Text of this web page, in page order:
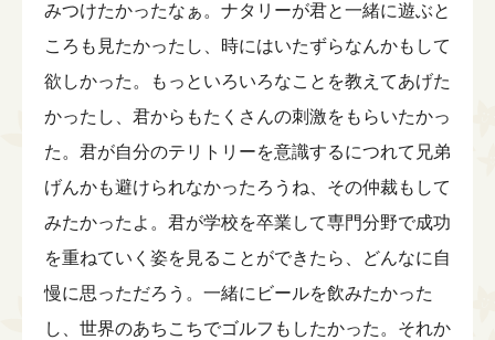
みつけたかったなぁ。ナタリーが君と一緒に遊ぶと
ころも見たかったし、時にはいたずらなんかもして
欲しかった。もっといろいろなことを教えてあげた
かったし、君からもたくさんの刺激をもらいたかっ
た。君が自分のテリトリーを意識するにつれて兄弟
げんかも避けられなかったろうね、その仲裁もして
みたかったよ。君が学校を卒業して専門分野で成功
を重ねていく姿を見ることができたら、どんなに自
慢に思っただろう。一緒にビールを飲みたかった
し、世界のあちこちでゴルフもしたかった。それか